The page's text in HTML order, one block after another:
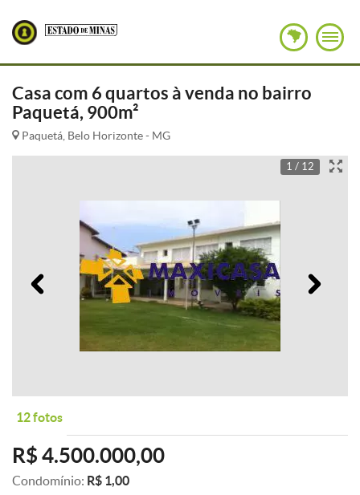
Casa com 6 quartos à venda no bairro
Paquetá, 900m²
Paquetá, Belo Horizonte - MG
1 / 12
Anterior
12 fotos
R$ 4.500.000,00
Condomínio: R$ 1,00